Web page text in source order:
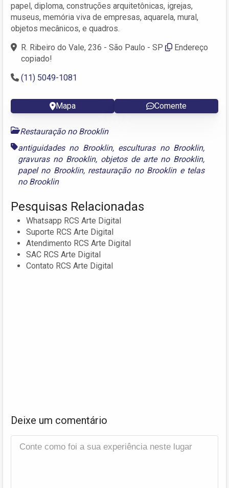
papel, diploma, construções arquitetônicas, igrejas,
museus, memória viva de empresas, aquarela, mural,
objetos mecânicos, e quadros.
R. Ribeiro do Vale, 236 - São Paulo - SP
Endereço
copiado!
(11) 5049-1081
Mapa Comente
Restauração no Brooklin
antiguidades no Brooklin, esculturas no Brooklin,
gravuras no Brooklin, objetos de arte no Brooklin,
papel no Brooklin, restauração no Brookline telas
no Brooklin
Pesquisas Relacionadas
Whatsapp RCS Arte Digital
Suporte RCS Arte Digital
Atendimento RCS Arte Digital
SAC RCS Arte Digital
Contato RCS Arte Digital
Deixe um comentário